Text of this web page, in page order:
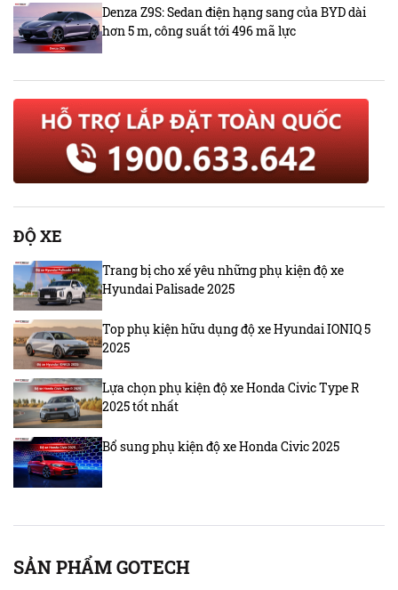
Denza Z9S: Sedan điện hạng sang của BYD dài
hơn 5 m, công suất tới 496 mã lực
ĐỘ XE
Trang bị cho xế yêu những phụ kiện độ xe
Hyundai Palisade 2025
Top phụ kiện hữu dụng độ xe Hyundai IONIQ 5
2025
Lựa chọn phụ kiện độ xe Honda Civic Type R
2025 tốt nhất
Bổ sung phụ kiện độ xe Honda Civic 2025
SẢN PHẨM GOTECH